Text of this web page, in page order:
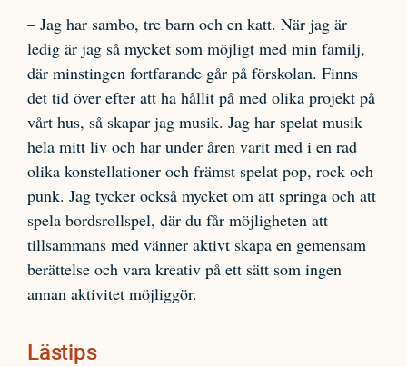
– Jag har sambo, tre barn och en katt. När jag är
ledig är jag så mycket som möjligt med min familj,
där minstingen fortfarande går på förskolan. Finns
det tid över efter att ha hållit på med olika projekt på
vårt hus, så skapar jag musik. Jag har spelat musik
hela mitt liv och har under åren varit med i en rad
olika konstellationer och främst spelat pop, rock och
punk. Jag tycker också mycket om att springa och att
spela bordsrollspel, där du får möjligheten att
tillsammans med vänner aktivt skapa en gemensam
berättelse och vara kreativ på ett sätt som ingen
annan aktivitet möjliggör.
Lästips